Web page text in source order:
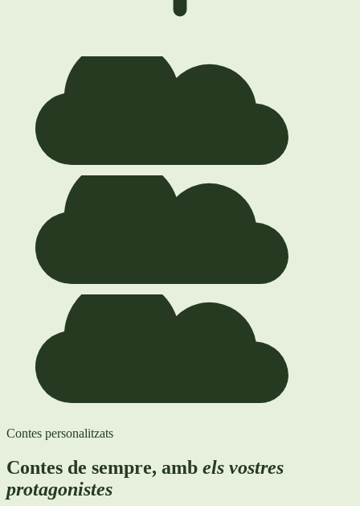
Contes personalitzats
Contes de sempre, amb els vostres
protagonistes